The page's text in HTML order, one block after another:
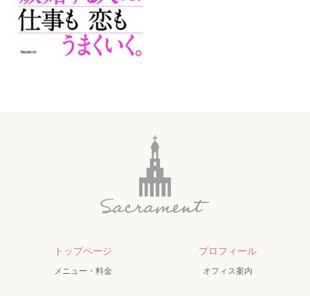
トップページ
メニュー・料金
プロフィール
オフィス案内